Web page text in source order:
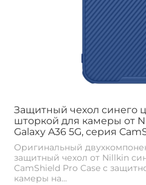
Защитный чехол синего
шторкой для камеры от
Galaxy A36 5G, серия
Оригинальный
защитный чехол от Nillkin
CamShield Pro Case с
камеры на...